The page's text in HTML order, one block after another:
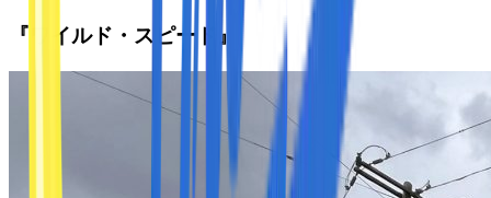
『ワイルド・スピード』